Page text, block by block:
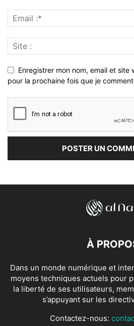
Enregistrer mon nom, email et
pour la prochaine fois que je
À
Dans un monde numérique et
moyens techniques actuels pour
la liberté de ses utilisateurs,
s’appuyant sur les
Contactez-nous: